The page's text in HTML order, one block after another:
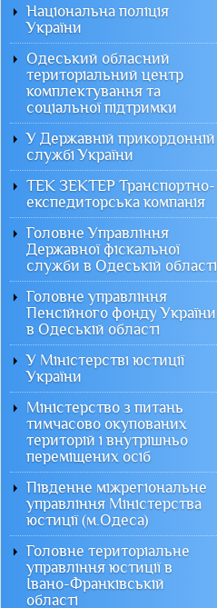
Національна поліція
України
Одеський обласний
територіальний центр
комплектування та
соціальної підтримки
У Державній прикордонній
службі України
ТЕК ЗЕКТЕР Транспортно-
експедиторська компанія
Головне Управління
Державної фіскальної
служби в Одеській області
Головне управління
Пенсійного фонду України
в Одеській області
У Міністерстві юстиції
України
Міністерство з питань
тимчасово окупованих
територій і внутрішньо
переміщених осіб
Південне міжрегіональне
управління Міністерства
юстиції (м.Одеса)
Головне територіальне
управління юстиції в
Івано-Франківській
області